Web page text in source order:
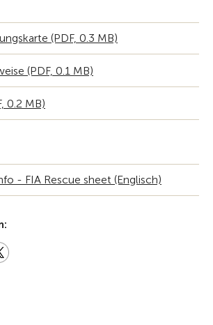
(PDF, 0.3 MB)
(PDF, 0.1 MB)
0.2 MB)
- FIA Rescue sheet (Englisch)